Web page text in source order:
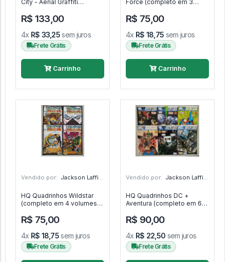
City - Aerial Graffiti
Terminal City
R$ 133,00
4x R$ 33,25sem juros
Frete Grátis
Carrinho
Force (completo em 3
R$ 75,00
4x R$ 18,75 sem juros
Frete Grátis
Carrinho
Vendido por: Jackson Laffite - SP
HQ Quadrinhos Wildstar
(completo em 4 volumes) -
R$ 75,00
4x R$ 18,75sem juros
Frete Grátis
Vendido por: Jackson Laffite - SP
HQ Quadrinhos DC +
Aventura (completo em 6
R$ 90,00
4x R$ 22,50 sem juros
Frete Grátis